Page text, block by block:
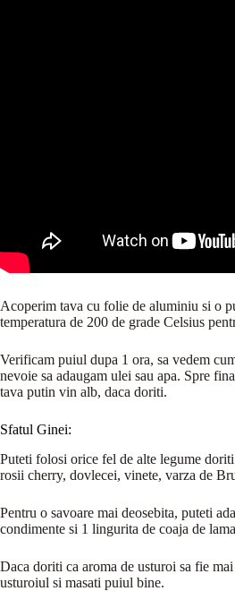
Acoperim tava cu folie de aluminiu si o
temperatura de 200 de grade Celsius
Verificam puiul dupa 1 ora, sa vedem
nevoie sa adaugam ulei sau apa. Spre
tava putin vin alb, daca doriti.
Sfatul Ginei:
Puteti folosi orice fel de alte legume
rosii cherry, dovlecei, vinete, varza de
Pentru o savoare mai deosebita, puteti
condimente si 1 lingurita de coaja de
Daca doriti ca aroma de usturoi sa fie
usturoiul si masati puiul bine.